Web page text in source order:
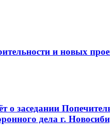
и новых
о заседании
дела г.